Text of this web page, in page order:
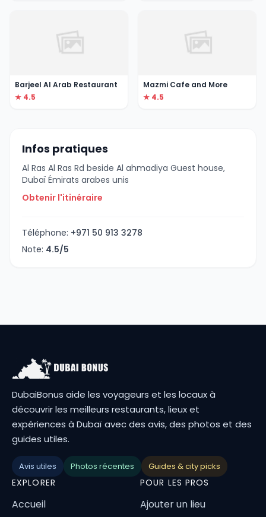
Barjeel Al Arab Restaurant
★ 4.5
Mazmi Cafe and More
★ 4.5
Infos pratiques
Al Ras Al Ras Rd beside Al ahmadiya Guest house,
Dubaï Émirats arabes unis
Obtenir l'itinéraire
Téléphone: +971 50 913 3278
Note: 4.5/5
DubaiBonus aide les voyageurs et les locaux à
découvrir les meilleurs restaurants, lieux et
expériences à Dubaï avec des avis, des photos et des
guides utiles.
Avis utiles Photos récentes Guides & city picks
EXPLORER
Accueil
POUR LES PROS
Ajouter un lieu